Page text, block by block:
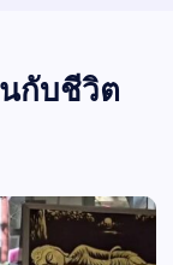
กับชีวิต